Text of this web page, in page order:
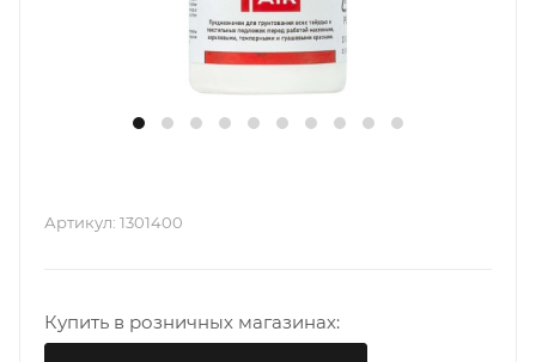
Артикул: 1301400
Купить в розничных магазинах: